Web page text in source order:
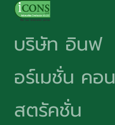
บริษัท อินฟ
อร์เมชั่น คอน
สตรัคชั่น